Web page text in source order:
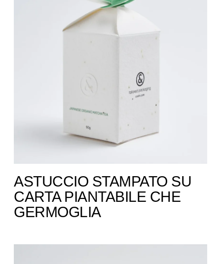
ASTUCCIO STAMPATO SU
CARTA PIANTABILE CHE
GERMOGLIA